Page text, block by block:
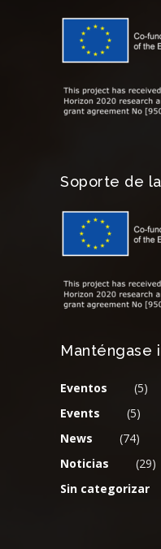
Soporte de
Manténgase
Eventos
(5)
Events
(5)
News
(74)
Noticias
(29)
Sin categorizar